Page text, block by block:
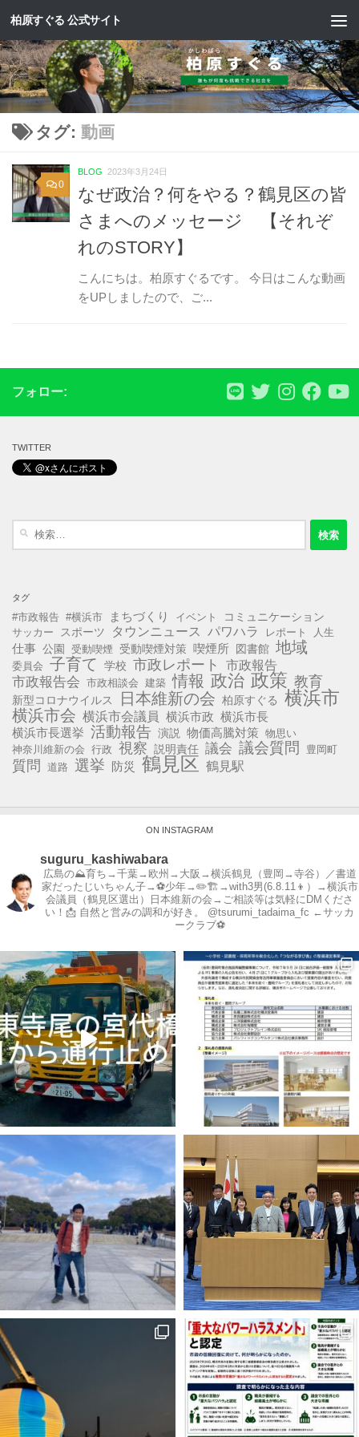
コンテンツへスキップ
柏原すぐる 公式サイト
タグ: 動画
0
BLOG 2023年3月24日
なぜ政治？何をやる？鶴見区の皆
さまへのメッセージ 【それぞ
れのSTORY】
こんにちは。柏原すぐるです。 今日はこんな動画
をUPしましたので、ご...
フォロー:
TWITTER
タグ
#市政報告 #横浜市 まちづくり イベント コミュニケーション
サッカー スポーツ タウンニュース パワハラ レポート 人生
仕事 公園 受動喫煙 受動喫煙対策 喫煙所 図書館 地域
委員会 子育て 学校 市政レポート 市政報告
市政報告会 市政相談会 建築 情報 政治 政策 教育
新型コロナウイルス 日本維新の会 柏原すぐる 横浜市
横浜市会 横浜市会議員 横浜市政 横浜市長
横浜市長選挙 活動報告 演説 物価高騰対策 物思い
神奈川維新の会 行政 視察 説明責任 議会 議会質問 豊岡町
質問 道路 選挙 防災 鶴見区 鶴見駅
ON INSTAGRAM
suguru_kashiwabara
広島の⛰育ち→千葉→欧州→大阪→横浜鶴見（豊岡→寺谷）／書道
家だったじいちゃん子→⚽️少年→✏️🏗→with3男(6.8.11👦）→横浜市
会議員（鶴見区選出）日本維新の会→ご相談等は気軽にDMくださ
い！📩 自然と営みの調和が好き。
@tsurumi_tadaima_fc ←サッカ
ークラブ⚽️